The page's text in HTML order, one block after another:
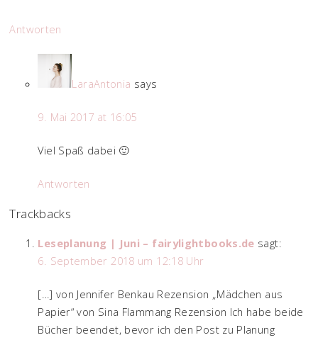
Antworten
LaraAntonia says
9. Mai 2017 at 16:05
Viel Spaß dabei 🙂
Antworten
Trackbacks
Leseplanung | Juni – fairylightbooks.de sagt:
6. September 2018 um 12:18 Uhr
[…] von Jennifer Benkau Rezension „Mädchen aus
Papier“ von Sina Flammang Rezension Ich habe beide
Bücher beendet, bevor ich den Post zu Planung